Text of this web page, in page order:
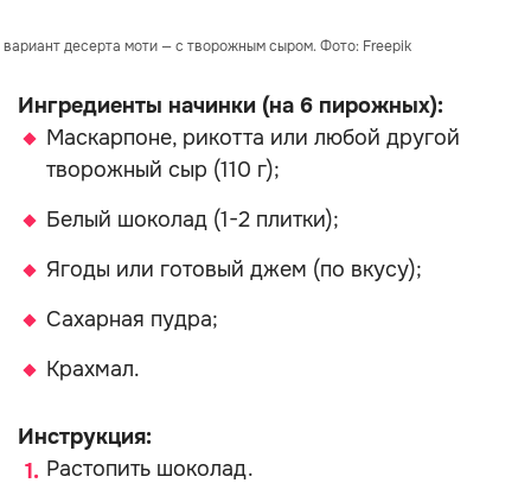
десерта моти — с творожным сыром. Фото: Freepik
Ингредиенты начинки (на 6 пирожных):
Маскарпоне, рикотта или любой другой
творожный сыр (110 г);
Белый шоколад (1-2 плитки);
Ягоды или готовый джем (по вкусу);
Сахарная пудра;
Крахмал.
Инструкция:
Растопить шоколад.